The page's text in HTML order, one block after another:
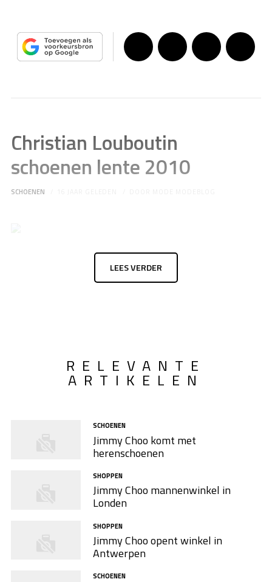
Christian Louboutin
schoenen lente 2010
SCHOENEN
LEES VERDER
RELEVANTE
ARTIKELEN
SCHOENEN
Jimmy Choo komt met
herenschoenen
SHOPPEN
Jimmy Choo mannenwinkel in
Londen
SHOPPEN
Jimmy Choo opent winkel in
Antwerpen
SCHOENEN